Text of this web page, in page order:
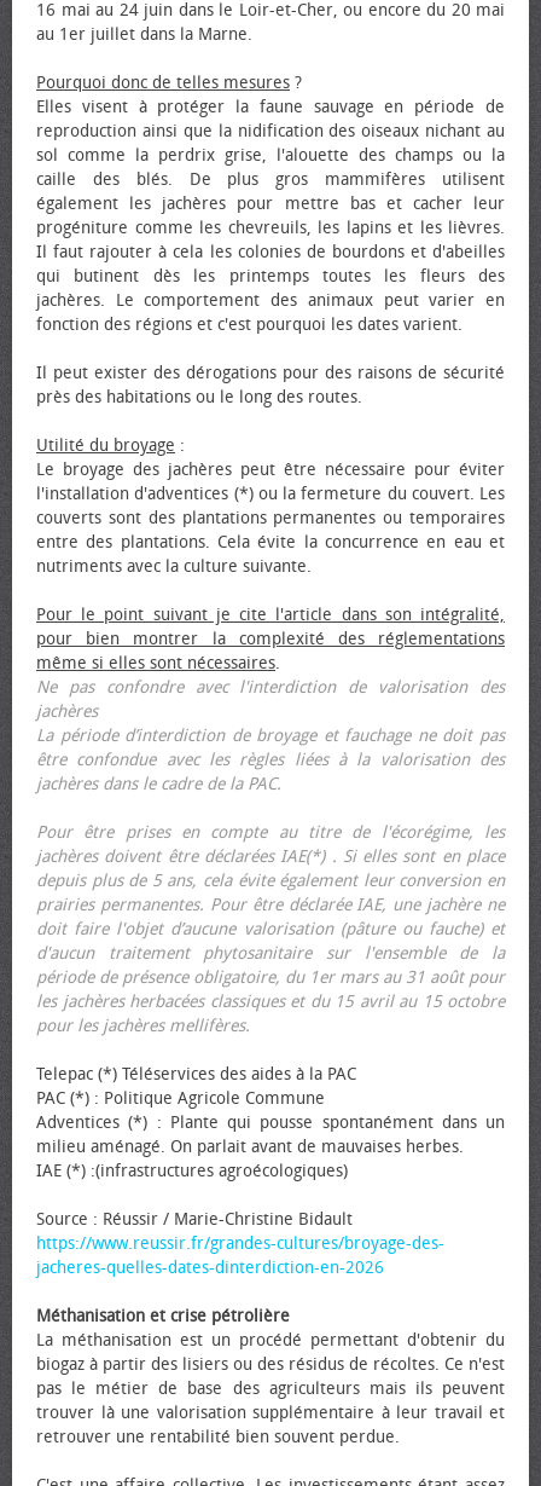
16 mai au 24 juin dans le Loir-et-Cher, ou encore du 20 mai
au 1er juillet dans la Marne.
Pourquoi donc de telles mesures ?
Elles visent à protéger la faune sauvage en période de
reproduction ainsi que la nidification des oiseaux nichant au
sol comme la perdrix grise, l'alouette des champs ou la
caille des blés. De plus gros mammifères utilisent
également les jachères pour mettre bas et cacher leur
progéniture comme les chevreuils, les lapins et les lièvres.
Il faut rajouter à cela les colonies de bourdons et d'abeilles
qui butinent dès les printemps toutes les fleurs des
jachères. Le comportement des animaux peut varier en
fonction des régions et c'est pourquoi les dates varient.
Il peut exister des dérogations pour des raisons de sécurité
près des habitations ou le long des routes.
Utilité du broyage :
Le broyage des jachères peut être nécessaire pour éviter
l'installation d'adventices (*) ou la fermeture du couvert. Les
couverts sont des plantations permanentes ou temporaires
entre des plantations. Cela évite la concurrence en eau et
nutriments avec la culture suivante.
Pour le point suivant je cite l'article dans son intégralité,
pour bien montrer la complexité des réglementations
même si elles sont nécessaires.
Ne pas confondre avec l'interdiction de valorisation des
jachères
La période d’interdiction de broyage et fauchage ne doit pas
être confondue avec les règles liées à la valorisation des
jachères dans le cadre de la PAC.
Pour être prises en compte au titre de l'écorégime, les
jachères doivent être déclarées IAE(*) . Si elles sont en place
depuis plus de 5 ans, cela évite également leur conversion en
prairies permanentes. Pour être déclarée IAE, une jachère ne
doit faire l'objet d’aucune valorisation (pâture ou fauche) et
d'aucun traitement phytosanitaire sur l'ensemble de la
période de présence obligatoire, du 1er mars au 31 août pour
les jachères herbacées classiques et du 15 avril au 15 octobre
pour les jachères mellifères.
Telepac (*) Téléservices des aides à la PAC
PAC (*) : Politique Agricole Commune
Adventices (*) : Plante qui pousse spontanément dans un
milieu aménagé. On parlait avant de mauvaises herbes.
IAE (*) :(infrastructures agroécologiques)
Source : Réussir / Marie-Christine Bidault
https://www.reussir.fr/grandes-cultures/broyage-des-
jacheres-quelles-dates-dinterdiction-en-2026
Méthanisation et crise pétrolière
La méthanisation est un procédé permettant d'obtenir du
biogaz à partir des lisiers ou des résidus de récoltes. Ce n'est
pas le métier de base des agriculteurs mais ils peuvent
trouver là une valorisation supplémentaire à leur travail et
retrouver une rentabilité bien souvent perdue.